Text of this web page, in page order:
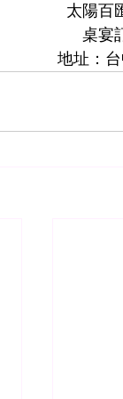
太陽百
桌宴
地址：